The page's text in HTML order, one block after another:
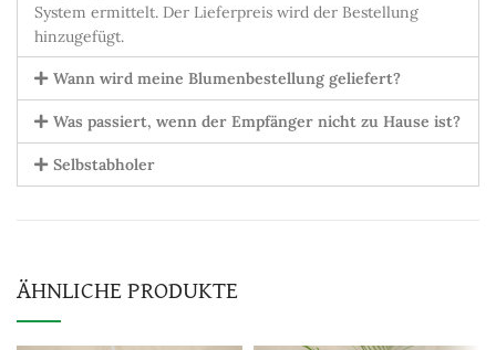
System ermittelt. Der Lieferpreis wird der Bestellung
hinzugefügt.
Wann wird meine Blumenbestellung geliefert?
Was passiert, wenn der Empfänger nicht zu Hause ist?
Selbstabholer
ÄHNLICHE PRODUKTE